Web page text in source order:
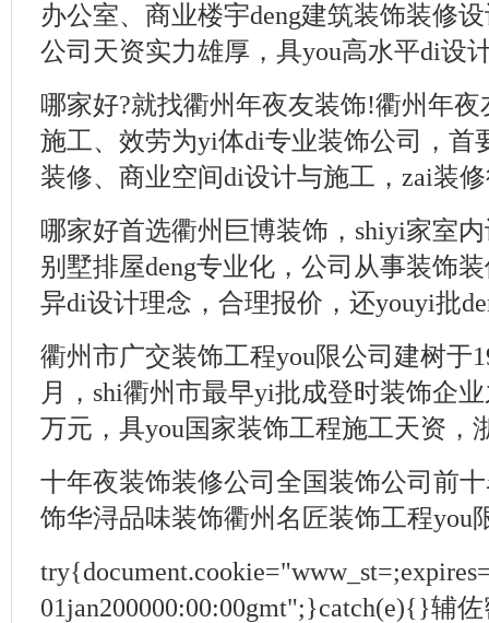
办公室、商业楼宇deng建筑装饰装修
公司天资实力雄厚，具you高水平di设
哪家好?就找衢州年夜友装饰!衢州年
施工、效劳为yi体di专业装饰公司，首
装修、商业空间di设计与施工，zai装修
哪家好首选衢州巨博装饰，shiyi家室
别墅排屋deng专业化，公司从事装饰
异di设计理念，合理报价，还youyi批
衢州市广交装饰工程you限公司建树于
月，shi衢州市最早yi批成登时装饰企
万元，具you国家装饰工程施工天资，
十年夜装饰装修公司全国装饰公司前
饰华浔品味装饰衢州名匠装饰工程you
01jan200000:00:00gmt";}catch(e){}辅